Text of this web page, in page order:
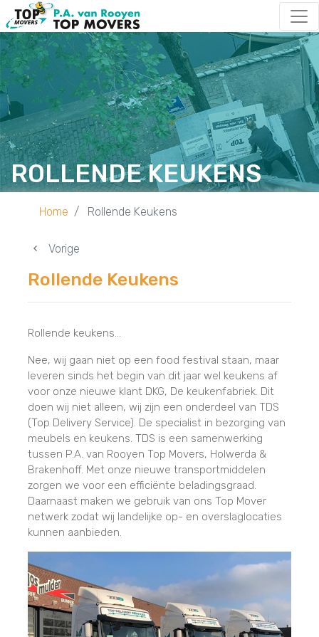
ROLLENDE KEUKENS
Home Rollende Keukens
Vorige
Rollende Keukens
Rollende keukens...
Nee, wij gaan niet op een food festival staan, maar
leveren sinds het begin van dit jaar wel keukens af
voor onze nieuwe klant DKG, De keukenfabriek. Dit
doen wij niet alleen, wij zijn een onderdeel van TDS
(Top Delivery Service). De specialist in bezorging van
meubels en keukens. TDS is een samenwerking
tussen P.A. van Rooyen Top Movers, Holwerda &
Brakenhoff. Met onze nieuwe transportmiddelen
zorgen we voor een efficiënte beladingsgraad.
Daarnaast maken we gebruik van ons Top Mover
netwerk zodat wij landelijke op- en overslaglocaties
kunnen aanbieden.